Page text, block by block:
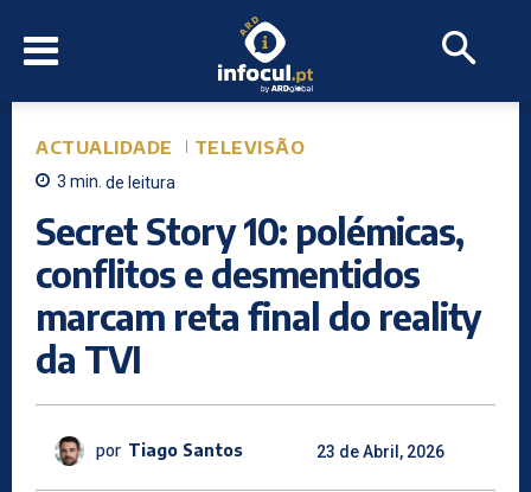
ACTUALIDADE TELEVISÃO
3 min. de leitura
Secret Story 10: polémicas,
conflitos e desmentidos
marcam reta final do reality
da TVI
por Tiago Santos 23 de Abril, 2026